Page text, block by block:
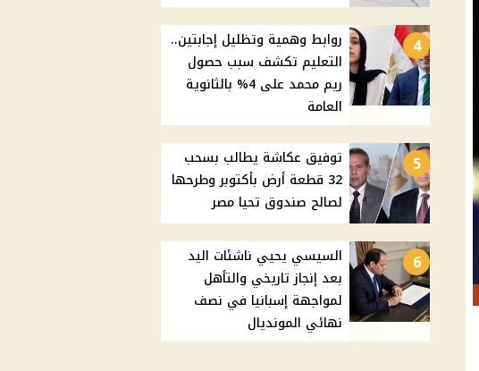
4
روابط وهمية وتظليل إجابتين..
التعليم تكشف سبب حصول
ريم محمد على 4% بالثانوية
العامة
5
توفيق عكاشة يطالب بسحب
32 قطعة أرض بأكتوبر وطرحها
لصالح صندوق تحيا مصر
6
السيسي يحيي ناشئات اليد
بعد إنجاز تاريخي والتأهل
لمواجهة إسبانيا في نصف
نهائي المونديال